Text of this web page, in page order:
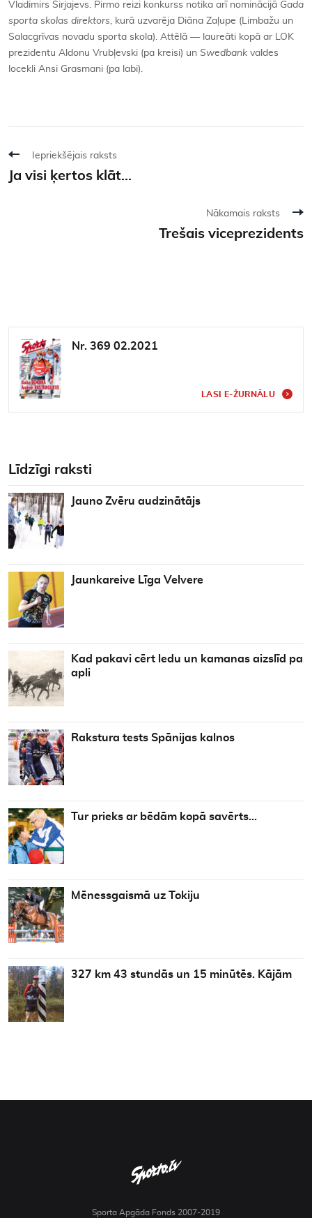
Vladimirs Širjajevs. Pirmo reizi konkurss notika arī nominācijā Gada
sporta skolas direktors, kurā uzvarēja Diāna Zaļupe (Limbažu un
Salacgrīvas novadu sporta skola). Attēlā — laureāti kopā ar LOK
prezidentu Aldonu Vrubļevski (pa kreisi) un Swedbank valdes
locekli Ansi Grasmani (pa labi).
Iepriekšējais raksts
Ja visi ķertos klāt...
Nākamais raksts
Trešais viceprezidents
Nr. 369 02.2021
LASI E-ŽURNĀLU
Līdzīgi raksti
Jauno Zvēru audzinātājs
Jaunkareive Līga Velvere
Kad pakavi cērt ledu un kamanas aizslīd pa
apli
Rakstura tests Spānijas kalnos
Tur prieks ar bēdām kopā savērts…
Mēnessgaismā uz Tokiju
327 km 43 stundās un 15 minūtēs. Kājām
Sporta Apgāda Fonds 2007-2019